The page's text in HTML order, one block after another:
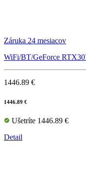
Záruka 24 mesiacov
WiFi/BT/GeForce
1446.89 €
1446.89 €
Ušetríte 1446.89 €
Detail